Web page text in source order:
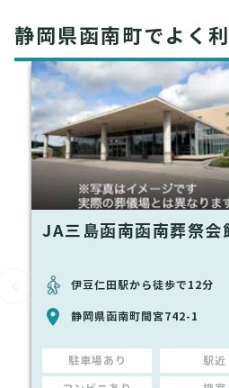
静岡県函南町でよく
JA三島函南函南葬祭会
伊豆仁田駅から徒歩で12分
静岡県函南町間宮742-1
駐車場あり 駅近